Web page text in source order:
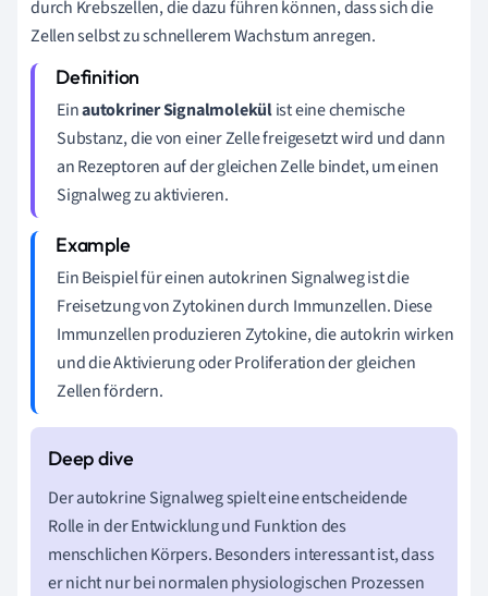
durch Krebszellen, die dazu führen können, dass sich die
Zellen selbst zu schnellerem Wachstum anregen.
Einautokriner Signalmolekülist eine chemische
Substanz, die von einer Zelle freigesetzt wird und dann
an Rezeptoren auf der gleichen Zelle bindet, um einen
Signalweg zu aktivieren.
Ein Beispiel für einen autokrinen Signalweg ist die
Freisetzung von Zytokinen durch Immunzellen. Diese
Immunzellen produzieren Zytokine, die autokrin wirken
und die Aktivierung oder Proliferation der gleichen
Zellen fördern.
Der autokrine Signalweg spielt eine entscheidende
Rolle in der Entwicklung und Funktion des
menschlichen Körpers. Besonders interessant ist, dass
er nicht nur bei normalen physiologischen Prozessen